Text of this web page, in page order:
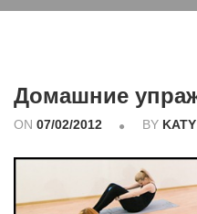
Домашние
ON 07/02/2012 BY KATY